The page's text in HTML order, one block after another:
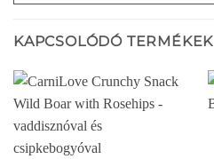
KAPCSOLÓDÓ TERMÉKEK